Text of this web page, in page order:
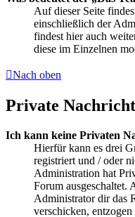
Auf dieser Seite
einschließlich der
findest hier auch
diese im Einzelnen
Nach oben
Private
Ich kann keine Privaten
Hierfür kann es drei
registriert und / oder
Administration hat
Forum ausgeschaltet.
Administrator dir das
verschicken,